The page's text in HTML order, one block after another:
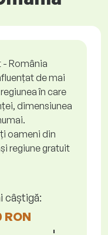
- România
de mai
în care
dimensiunea
oameni din
regiune gratuit
câștigă:
RON